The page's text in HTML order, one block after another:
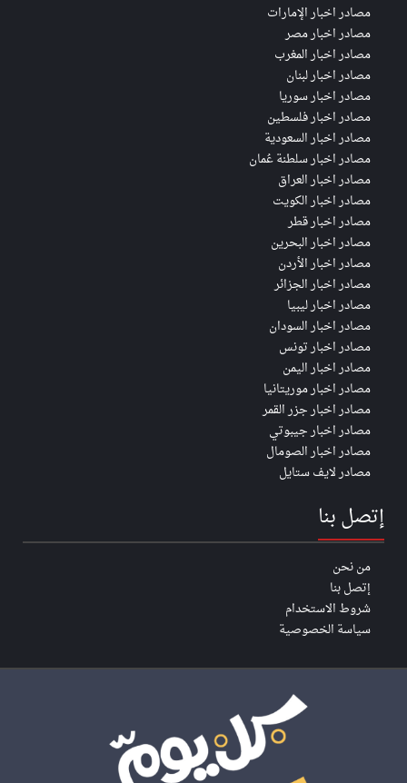
مصادر اخبار الإمارات
مصادر اخبار مصر
مصادر اخبار المغرب
مصادر اخبار لبنان
مصادر اخبار سوريا
مصادر اخبار فلسطين
مصادر اخبار السعودية
مصادر اخبار سلطنة عُمان
مصادر اخبار العراق
مصادر اخبار الكويت
مصادر اخبار قطر
مصادر اخبار البحرين
مصادر اخبار الأردن
مصادر اخبار الجزائر
مصادر اخبار ليبيا
مصادر اخبار السودان
مصادر اخبار تونس
مصادر اخبار اليمن
مصادر اخبار موريتانيا
مصادر اخبار جزر القمر
مصادر اخبار جيبوتي
مصادر اخبار الصومال
مصادر لايف ستايل
إتصل بنا
من نحن
إتصل بنا
شروط الاستخدام
سياسة الخصوصية